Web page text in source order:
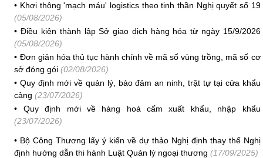
• Khơi thông 'mạch máu' logistics theo tinh thần Nghị quyết số 19
(05/08/2026)
•Điều kiện thành lập Sở giao dịch hàng hóa từ ngày 15/9/2026
(05/08/2026)
• Đơn giản hóa thủ tục hành chính về mã số vùng trồng, mã số cơ
sở đóng gói (02/08/2026)
•Quy định mới về quản lý, bảo đảm an ninh, trật tự tại cửa khẩu
cảng (23/07/2026)
• Quy định mới về hàng hoá cấm xuất khẩu, nhập khẩu
(23/07/2026)
• Bộ Công Thương lấy ý kiến về dự thảo Nghị định thay thế Nghị
định hướng dẫn thi hành Luật Quản lý ngoại thương (17/09/2025)